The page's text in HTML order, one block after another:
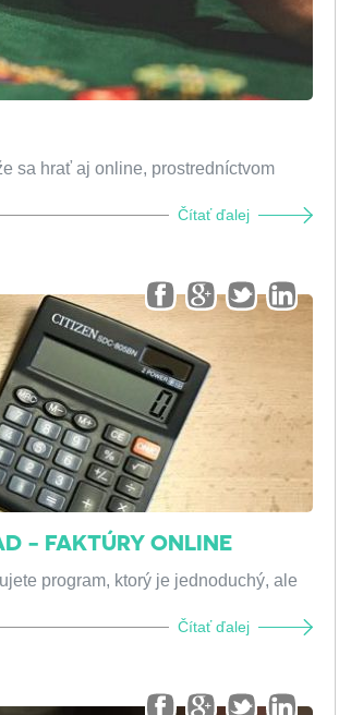
sa hrať aj online, prostredníctvom
Čítať ďalej
- FAKTÚRY ONLINE
program, ktorý je jednoduchý, ale
Čítať ďalej